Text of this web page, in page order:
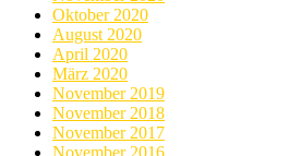
Oktober 2020
August 2020
April 2020
März 2020
November 2019
November 2018
November 2017
November 2016